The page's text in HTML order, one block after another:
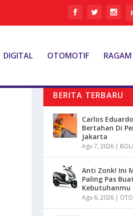
DIGITAL OTOMOTIF RAGAM
BERITA TERBARU
Carlos
Bertahan Di
Jakarta
Agu 7, 2026 |
Anti Zonk! Ini
Paling Pas
Kebutuhanmu
Agu 6, 2026 |